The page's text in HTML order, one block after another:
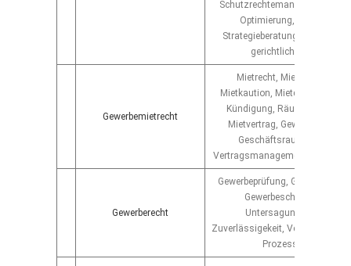
Schutzrechtemanagement,
Optimierung,
Strategieberatung.
gerichtliche Verfahren
Gewerbemietrecht
Mietrecht,
Mietkaution, Mietdauer,
Kündigung,
Mietvertrag,
Vertragsmanagement,
Gewerberecht
Gewerbeprüfung,
Gewerbeschein, Gewerbe-
Untersagungsverfahren,
Zuverlässigekeit,
Prozessführung